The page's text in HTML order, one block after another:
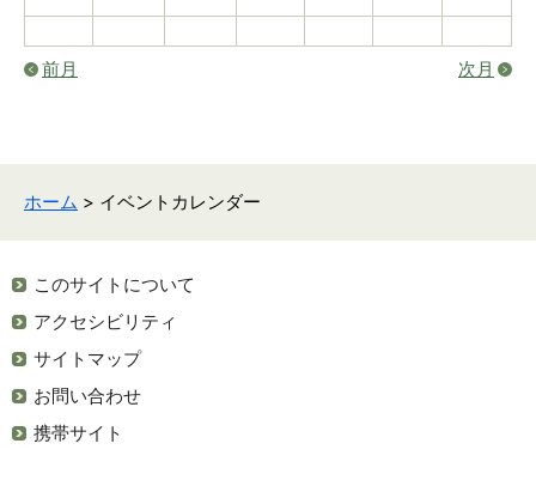
前月 次月
ホーム > イベントカレンダー
このサイトについて
アクセシビリティ
サイトマップ
お問い合わせ
携帯サイト